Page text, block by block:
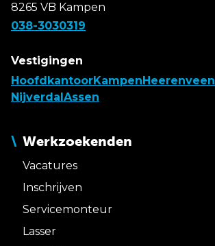
8265 VB Kampen
038-3030319
Vestigingen
HoofdkantoorKampen Heerenveen
Nijverdal Assen
Werkzoekenden
Vacatures
Inschrijven
Servicemonteur
Lasser